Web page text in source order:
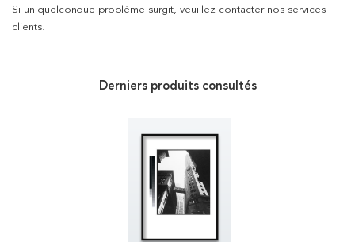
Si un quelconque problème surgit, veuillez contacter nos services
clients.
Derniers produits consultés